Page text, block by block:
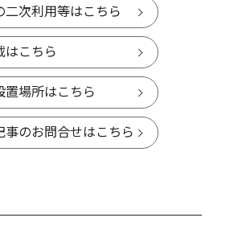
二次利用等はこちら
はこちら
置場所はこちら
事のお問合せはこちら